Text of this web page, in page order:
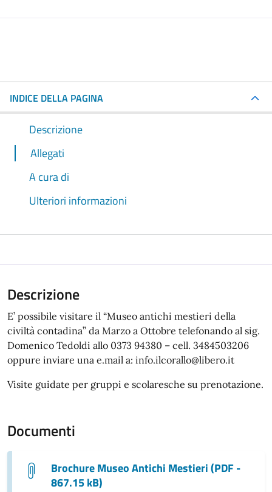
INDICE DELLA PAGINA
Descrizione
Allegati
A cura di
Ulteriori informazioni
Descrizione
E’ possibile visitare il “Museo antichi mestieri della
civiltà contadina” da Marzo a Ottobre telefonando al sig.
Domenico Tedoldi allo 0373 94380 – cell. 3484503206
oppure inviare una e.mail a: info.ilcorallo@libero.it
Visite guidate per gruppi e scolaresche su prenotazione.
Documenti
Brochure Museo Antichi Mestieri (PDF -
867.15 kB)